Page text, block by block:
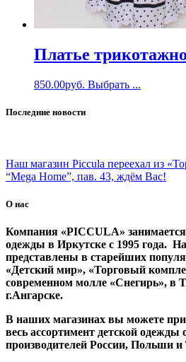
Платье
850.00руб. Выбрать ...
Последние новости
Наш магазин Piccula переехал из
“Mega Home”, пав. 43, ждём Вас!
О нас
Компания «PICCULA»
одежды в Иркутске с 1995 года.
представлены в старейших
«Детский мир», «Торговый
современном молле «Снегирь», в
г.Ангарске.
В наших магазинах вы можете
весь ассортимент детской одежды
производителей России, Польши